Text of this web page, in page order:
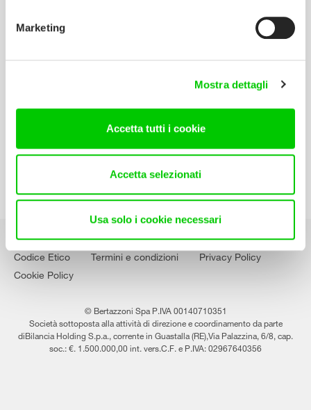
Marketing
Mostra dettagli
Accetta tutti i cookie
Accetta selezionati
Usa solo i cookie necessari
Scarica il catalogo
Lavora con noi
Codice Etico Termini e condizioni
Privacy Policy
Cookie Policy
© Bertazzoni Spa P.IVA 00140710351
Società sottoposta alla attività di direzione e coordinamento da parte
diBilancia Holding S.p.a., corrente in Guastalla (RE),Via Palazzina, 6/8, cap.
soc.: €. 1.500.000,00 int. vers.C.F. e P.IVA: 02967640356